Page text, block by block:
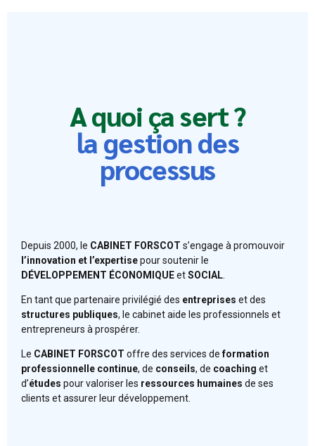
A quoi ça sert ?
la gestion des
processus
Depuis 2000, le CABINET FORSCOT s’engage à promouvoir
l’innovation et l’expertisepour soutenir le
DÉVELOPPEMENT ÉCONOMIQUEetSOCIAL.
En tant que partenaire privilégié des entreprises et des
structures publiques, le cabinet aide les professionnels et
entrepreneurs à prospérer.
Le CABINET FORSCOT offre des services deformation
professionnelle continue, de conseils, de coaching et
d’études pour valoriser les ressources humaines de ses
clients et assurer leur développement.